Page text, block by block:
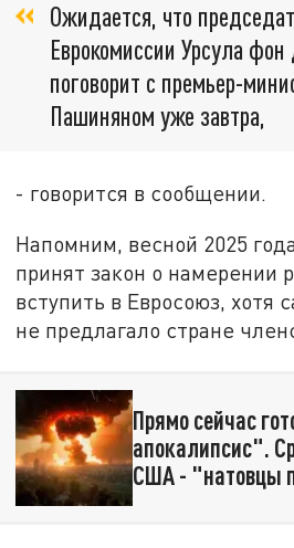
Ожидается, что
Еврокомиссии Урсула
поговорит с премьер-
Пашиняном уже завтра,
- говорится в сообщении.
Напомним, весной 2025
принят закон о намерении
вступить в Евросоюз, хотя
не предлагало стране
Прямо сейчас
апокалипсис".
США - "натовцы